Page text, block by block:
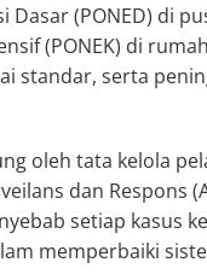
(PONED) di
(PONEK) di
standar, serta
oleh tata kelola
dan Respons
setiap kasus
memperbaiki